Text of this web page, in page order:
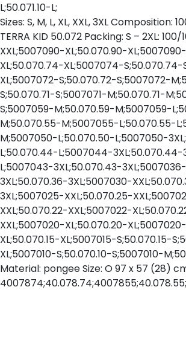
L;50.071.10-L;
Sizes: S, M, L, XL, XXL, 3XL
TERRA KID 50.072 Packing: S – 2XL:
XXL;5007090-XL;50.070.90-
XL;50.070.74-XL;5007074-
XL;5007072-S;50.070.72-S;5007072-
S;50.070.71-S;5007071-M;50.070.71-
S;5007059-M;50.070.59-M;5007059-
M;50.070.55-M;5007055-L;50.070.55-
M;5007050-L;50.070.50-L;5007050-
L;50.070.44-L;5007044-
L;5007043-3XL;50.070.43-
3XL;50.070.36-3XL;5007030-
3XL;5007025-XXL;50.070.25-
XXL;50.070.22-XXL;5007022-
XXL;5007020-XL;50.070.20-
XL;50.070.15-XL;5007015-S;50.070.15-
XL;5007010-S;50.070.10-S;5007010-
Material: pongee Size: O 97 x 57 (28)